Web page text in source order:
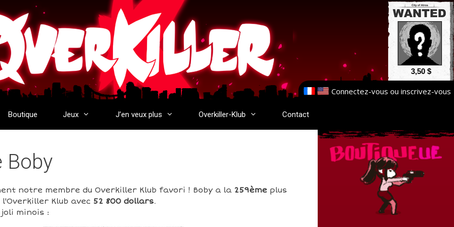
3,50 $
Connectez-vous ou inscrivez-vous
Boutique Jeux J’en veux plus Overkiller-Klub Contact
Boby
notre membre du Overkiller Klub favori ! Boby a la 259èmeplus
Klub avec 52 800 dollars.
minois :